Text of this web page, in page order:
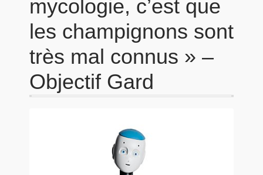
mycologie, c’est que
les champignons sont
très mal connus » –
Objectif Gard